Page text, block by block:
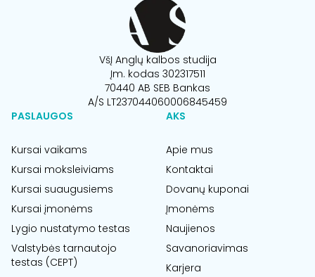
VšĮ Anglų kalbos studija
Įm. kodas 302317511
70440 AB SEB Bankas
A/S LT237044060006845459
PASLAUGOS
Kursai vaikams
Kursai moksleiviams
Kursai suaugusiems
Kursai įmonėms
Lygio nustatymo testas
Valstybės tarnautojo
testas (CEPT)
AKS
Apie mus
Kontaktai
Dovanų kuponai
Įmonėms
Naujienos
Savanoriavimas
Karjera